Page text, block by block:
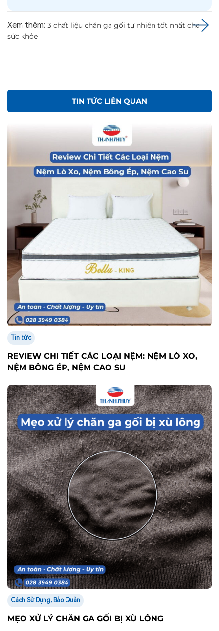
Xem thêm: 3 chất liệu chăn ga gối tự nhiên tốt nhất cho
sức khỏe
TIN TỨC LIÊN QUAN
Tin tức
REVIEW CHI TIẾT CÁC LOẠI NỆM: NỆM LÒ XO,
NỆM BÔNG ÉP, NỆM CAO SU
Cách Sử Dụng, Bảo Quản
MẸO XỬ LÝ CHĂN GA GỐI BỊ XÙ LÔNG